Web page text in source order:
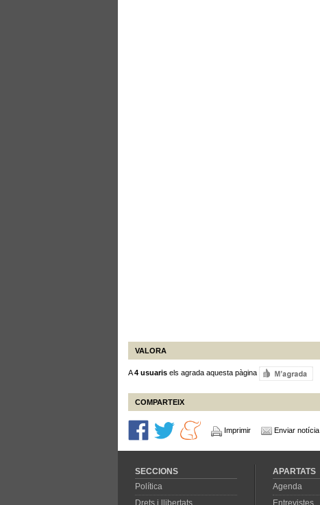
VALORA
A4 usuaris els agrada aquesta pàgina
COMPARTEIX
Imprimir Enviar notícia
SECCIONS
Política
Drets i llibertats
APARTATS
Agenda
Entrevistes